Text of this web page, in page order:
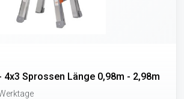
Sprossen Länge 0,98m - 2,98m